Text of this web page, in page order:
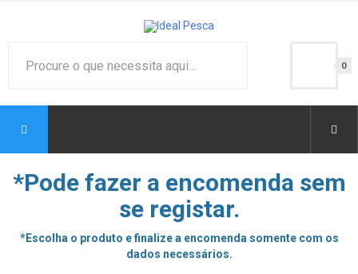
0
*Pode fazer a encomenda sem
se registar.
*Escolha o produto e finalize a encomenda somente com os
dados necessários.